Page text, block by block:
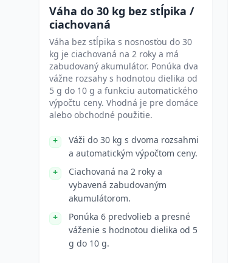
Váha do 30 kg bez stĺpika /
ciachovaná
Váha bez stĺpika s nosnosťou do 30
kg je ciachovaná na 2 roky a má
zabudovaný akumulátor. Ponúka dva
vážne rozsahy s hodnotou dielika od
5 g do 10 g a funkciu automatického
výpočtu ceny. Vhodná je pre domáce
alebo obchodné použitie.
Váži do 30 kg s dvoma rozsahmi
a automatickým výpočtom ceny.
Ciachovaná na 2 roky a
vybavená zabudovaným
akumulátorom.
Ponúka 6 predvolieb a presné
váženie s hodnotou dielika od 5
g do 10 g.